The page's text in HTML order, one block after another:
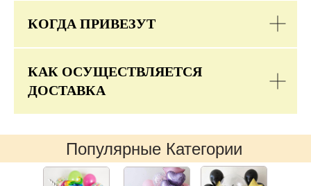
КОГДА ПРИВЕЗУТ
КАК ОСУЩЕСТВЛЯЕТСЯ
ДОСТАВКА
Популярные Категории